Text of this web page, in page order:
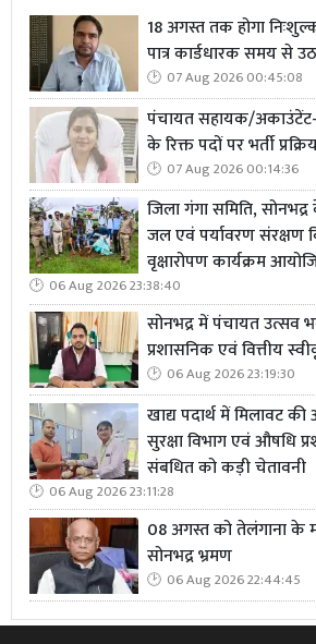
18 अगस्त तक होगा
पात्र कार्डधारक समय से
07 Aug 2026 00:45:08
पंचायत सहायक/
के रिक्त पदों पर भर्ती
07 Aug 2026 00:14:36
जिला गंगा समिति,
जल एवं पर्यावरण संरक्षण
वृक्षारोपण कार्यक्रम
06 Aug 2026 23:38:40
सोनभद्र में पंचायत उत्सव
प्रशासनिक एवं वित्तीय
06 Aug 2026 23:19:30
खाद्य पदार्थ में मिलावट
सुरक्षा विभाग एवं औषधि
संबधित को कड़ी चेतावनी
06 Aug 2026 23:11:28
08 अगस्त को तेलंगाना के
सोनभद्र भ्रमण
06 Aug 2026 22:44:45